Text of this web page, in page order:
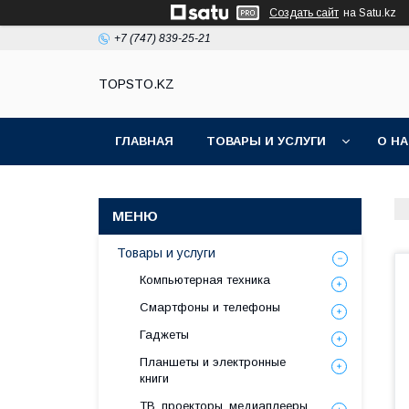
Создать сайт на Satu.kz
+7 (747) 839-25-21
TOPSTO.KZ
ГЛАВНАЯ ТОВАРЫ И УСЛУГИ О
Товары и услуги
Компьютерная техника
Смартфоны и телефоны
Гаджеты
Планшеты и электронные
книги
ТВ, проекторы, медиаплееры